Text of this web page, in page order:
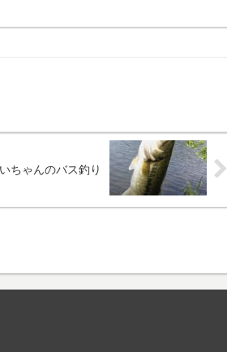
ちゃんのバス釣り